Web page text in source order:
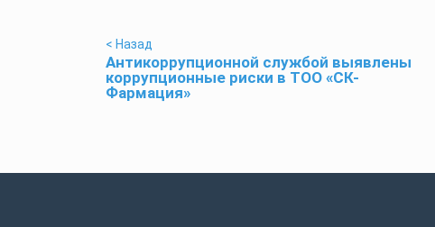
< Назад
Антикоррупционной службой выявлены
коррупционные риски в ТОО «СК-
Фармация»